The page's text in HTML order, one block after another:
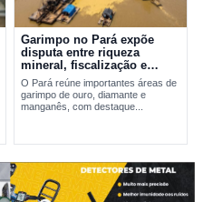
Garimpo no Pará expõe
disputa entre riqueza
mineral, fiscalização e
riscos ambientais
O Pará reúne importantes áreas de
garimpo de ouro, diamante e
manganês, com destaque...